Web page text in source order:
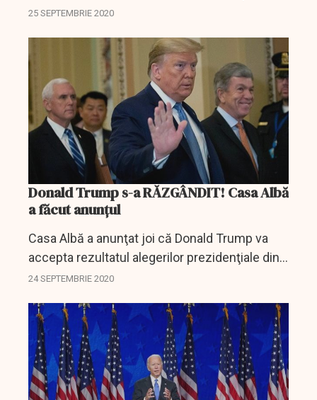
câştiga un al doilea mandat în alegerile
25 SEPTEMBRIE 2020
Donald Trump s-a RĂZGÂNDIT! Casa Albă
a făcut anunțul
Casa Albă a anunţat joi că Donald Trump va
accepta rezultatul alegerilor prezidenţiale din
noiembrie, transmit Reuters şi dpa. Cu o zi în
se...
24 SEPTEMBRIE 2020